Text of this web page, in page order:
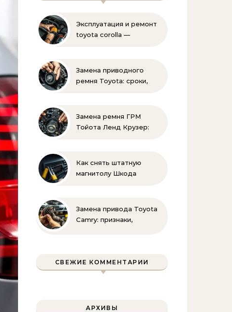
Эксплуатация и ремонт
toyota corolla —
Замена приводного
ремня Toyota: сроки,
своими руками
Замена ремня ГРМ
Тойота Ленд Крузер:
Как снять штатную
магнитолу Шкода
руками
Замена привода Toyota
Camry: признаки,
СВЕЖИЕ КОММЕНТАРИИ
АРХИВЫ